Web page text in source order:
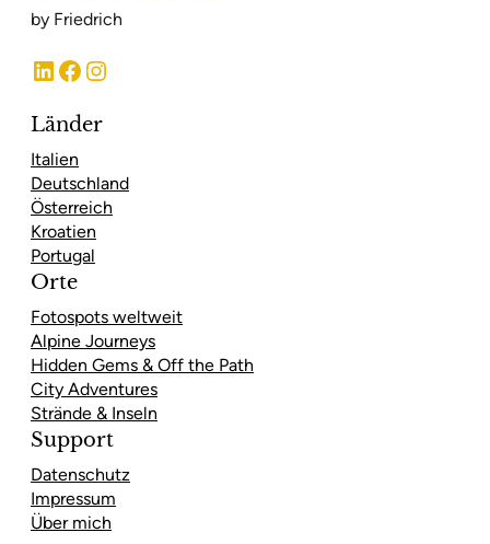
by Friedrich
LinkedIn Facebook Instagram
Länder
Italien
Deutschland
Österreich
Kroatien
Portugal
Orte
Fotospots weltweit
Alpine Journeys
Hidden Gems & Off the Path
City Adventures
Strände & Inseln
Support
Datenschutz
Impressum
Über mich